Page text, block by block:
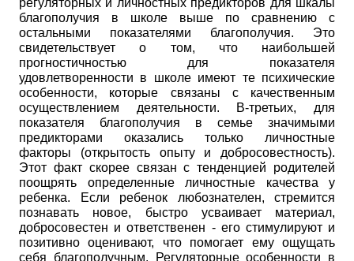
регуляторных и личностных предикторов для шкалы
благополучия в школе выше по сравнению с
остальными показателями благополучия. Это
свидетельствует о том, что наибольшей
прогностичностью для показателя
удовлетворенности в школе имеют те психические
особенности, которые связаны с качественным
осуществлением деятельности. В-третьих, для
показателя благополучия в семье значимыми
предикторами оказались только личностные
факторы (открытость опыту и добросовестность).
Этот факт скорее связан с тенденцией родителей
поощрять определенные личностные качества у
ребенка. Если ребенок любознателен, стремится
познавать новое, быстро усваивает материал,
добросовестен и ответственен - его стимулируют и
позитивно оценивают, что помогает ему ощущать
себя благополучным. Регуляторные особенности в